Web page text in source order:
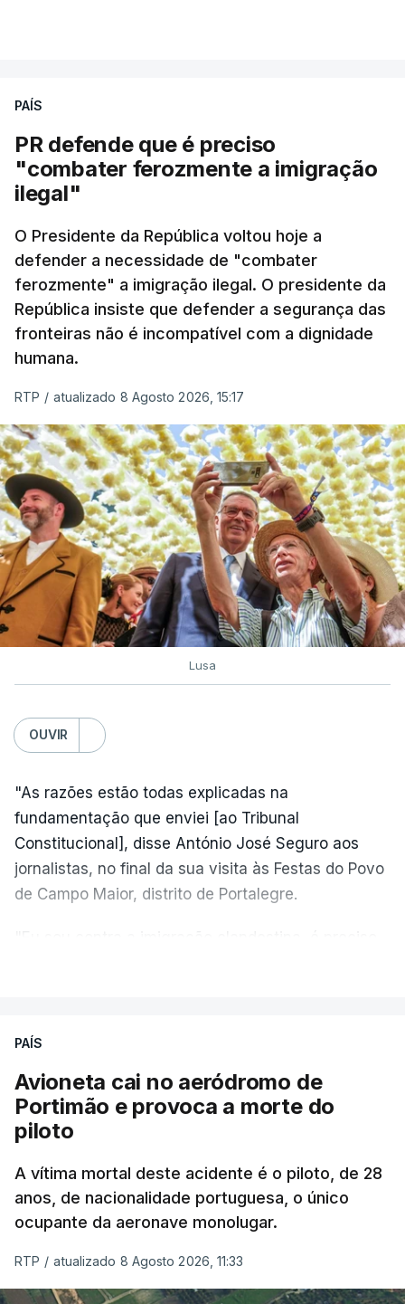
PAÍS
PR defende que é preciso
"combater ferozmente a imigração
ilegal"
O Presidente da República voltou hoje a
defender a necessidade de "combater
ferozmente" a imigração ilegal. O presidente da
República insiste que defender a segurança das
fronteiras não é incompatível com a dignidade
humana.
RTP / atualizado 8 Agosto 2026, 15:17
Lusa
OUVIR
"As razões estão todas explicadas na
fundamentação que enviei [ao Tribunal
Constitucional], disse António José Seguro aos
jornalistas, no final da sua visita às Festas do Povo
de Campo Maior, distrito de Portalegre.
nada disto é incompatível com tratarmos com
crianças", acrescentou.
António José Seguro mostrou dúvidas sobre se é
ERROR ON HTML5 MEDIA ELEMENT
PAÍS
Avioneta cai no aeródromo de
Portimão e provoca a morte do
piloto
A vítima mortal deste acidente é o piloto, de 28
anos, de nacionalidade portuguesa, o único
ocupante da aeronave monolugar.
RTP / atualizado 8 Agosto 2026, 11:33